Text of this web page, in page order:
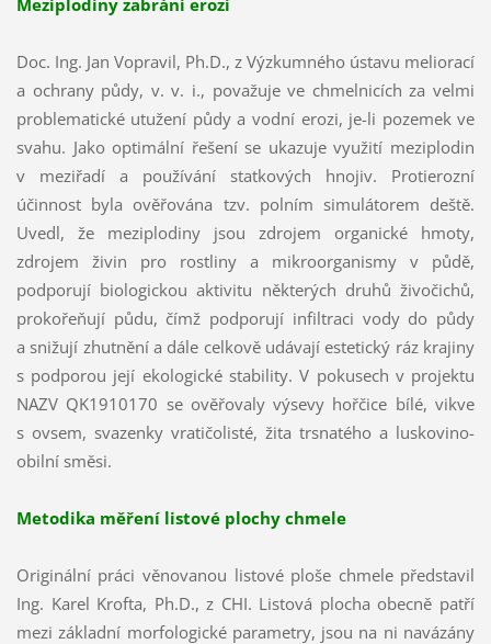
Doc. Ing. Jan Vopravil, Ph.D., z Výzkumného ústavu meliorací
a ochrany půdy, v. v. i., považuje ve chmelnicích za velmi
problematické utužení půdy a vodní erozi, je-li pozemek ve
svahu. Jako optimální řešení se ukazuje využití meziplodin
v meziřadí a používání statkových hnojiv. Protierozní
účinnost byla ověřována tzv. polním simulátorem deště.
Uvedl, že meziplodiny jsou zdrojem organické hmoty,
zdrojem živin pro rostliny a mikroorganismy v půdě,
podporují biologickou aktivitu některých druhů živočichů,
prokořeňují půdu, čímž podporují infiltraci vody do půdy
a snižují zhutnění a dále celkově udávají estetický ráz krajiny
s podporou její ekologické stability. V pokusech v projektu
NAZV QK1910170 se ověřovaly výsevy hořčice bílé, vikve
s ovsem, svazenky vratičolisté, žita trsnatého a luskovino-
obilní směsi.
Metodika měření listové plochy chmele
Originální práci věnovanou listové ploše chmele představil
Ing. Karel Krofta, Ph.D., z CHI. Listová plocha obecně patří
mezi základní morfologické parametry, jsou na ni navázány